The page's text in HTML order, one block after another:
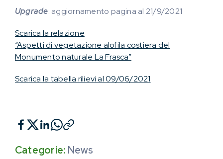
Upgrade: aggiornamento pagina al 21/9/2021
Scarica la relazione
“Aspetti di vegetazione alofila costiera del
Monumento naturale La Frasca”
Scarica la tabella rilievi al 09/06/2021
Categorie: News